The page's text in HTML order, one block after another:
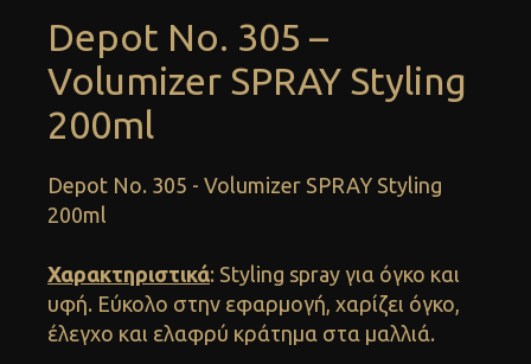
Depot No. 305 –
Volumizer SPRAY Styling
200ml
Depot No. 305 - Volumizer SPRAY Styling
200ml
Χαρακτηριστικά: Styling spray για όγκο και
υφή. Εύκολο στην εφαρμογή, χαρίζει όγκο,
έλεγχο και ελαφρύ κράτημα στα μαλλιά.